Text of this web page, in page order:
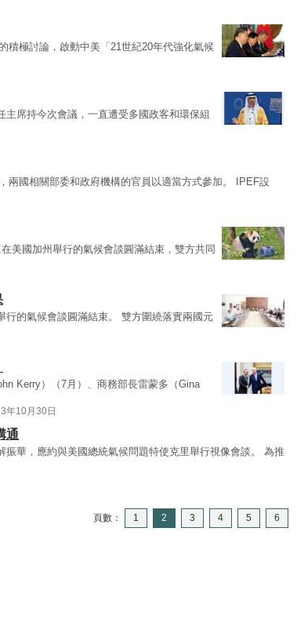
積極討論，啟動中美「21世紀20年代強化氣候
主席持今次會議，一直遭受多國政客和環保組
兩國相關部委和政府機構的官員以適當方式參加。 IPEF設
美國加州舉行的氣候會談圓滿結束，雙方共同
行的氣候會談圓滿結束。 雙方圍繞落實兩國元
Kerry）（7月）、商務部長雷蒙多（Gina
年10月30日
通
華，應約與美國總統氣候問題特使克里舉行視像會談。 為推
頁數： 1 2 3 4 5 6